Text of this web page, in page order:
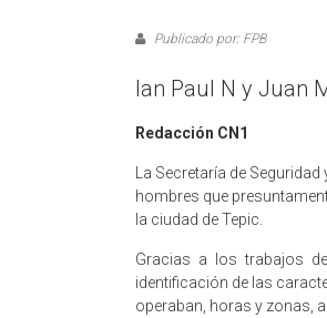
Publicado por: FPB
lan Paul N y Juan
Redacción CN1
La Secretaría de
hombres que
la ciudad de Tepic.
Gracias a los trabajos
identificación de las
operaban, horas y zonas,